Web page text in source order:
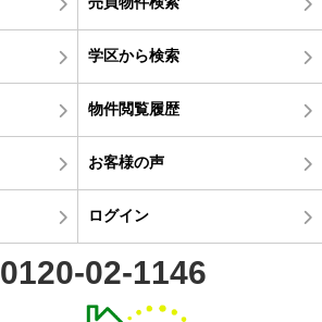
学区から検索
物件閲覧履歴
お客様の声
ログイン
0120-02-1146